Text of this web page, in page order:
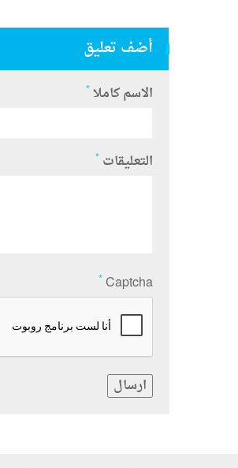
أضف تعليق
الاسم كاملا *
التعليقات *
Captcha
*
ارسال